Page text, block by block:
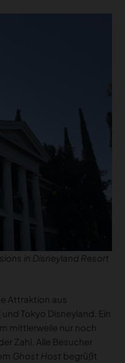
in Disneyland Resort
Attraktion aus
und Tokyo Disneyland. Ein
mittlerweile nur noch
Zahl. Alle Besucher
Ghost Host begrüßt